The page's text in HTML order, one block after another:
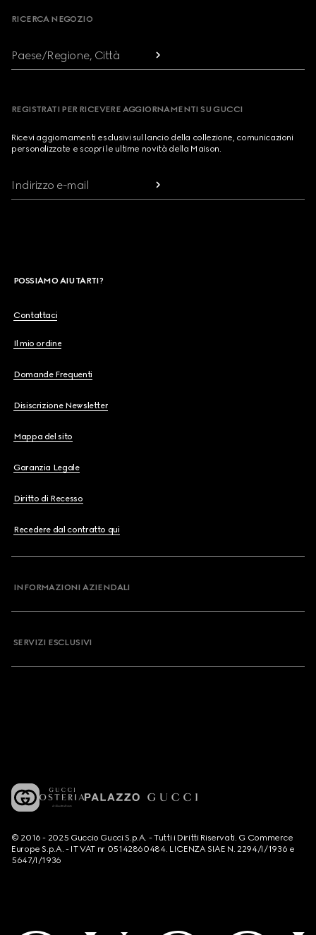
RICERCA NEGOZIO
Paese/Regione, Città
REGISTRATI PER RICEVERE AGGIORNAMENTI SU GUCCI
Ricevi aggiornamenti esclusivi sul lancio della collezione, comunicazioni
personalizzate e scopri le ultime novità della Maison.
Indirizzo e-mail
POSSIAMO AIUTARTI?
Contattaci
Il mio ordine
Domande Frequenti
Disiscrizione Newsletter
Mappa del sito
Garanzia Legale
Diritto di Recesso
Recedere dal contratto qui
INFORMAZIONI AZIENDALI
SERVIZI ESCLUSIVI
© 2016 - 2025 Guccio Gucci S.p.A. - Tutti i Diritti Riservati. G Commerce
Europe S.p.A. - IT VAT nr 05142860484. LICENZA SIAE N. 2294/I/1936 e
5647/I/1936